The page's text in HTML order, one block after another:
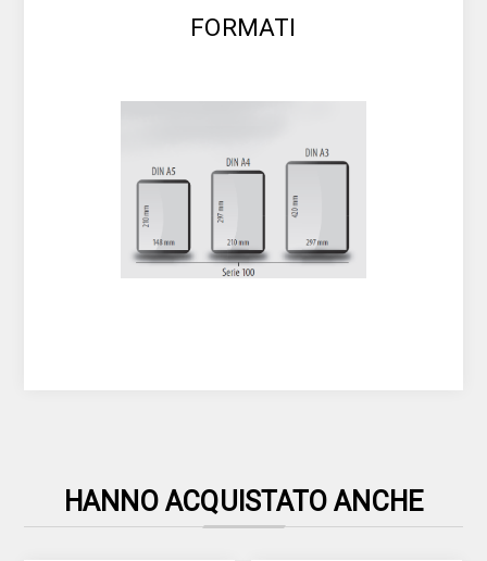
FORMATI
HANNO ACQUISTATO ANCHE